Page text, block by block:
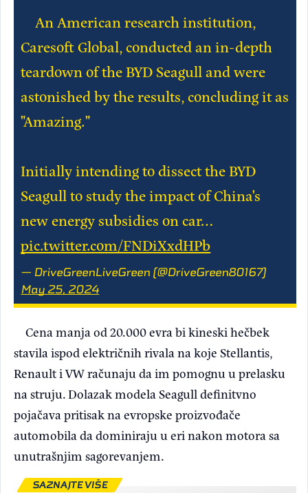
An American research institution,
Caresoft Global, conducted an in-depth
teardown of the BYD Seagull and were
astonished by the results, concluding it as
"Amazing."
Initially intending to dissect the BYD
Seagull to study the impact of China's
new energy subsidies on car…
pic.twitter.com/FNDiXxdHPb
— DriveGreenLiveGreen (@DriveGreen80167)
May 25, 2024
Cena manja od 20.000 evra bi kineski hečbek
stavila ispod električnih rivala na koje Stellantis,
Renault i VW računaju da im pomognu u prelasku
na struju. Dolazak modela Seagull definitvno
pojačava pritisak na evropske proizvođače
automobila da dominiraju u eri nakon motora sa
unutrašnjim sagorevanjem.
SAZNAJTE VIŠE